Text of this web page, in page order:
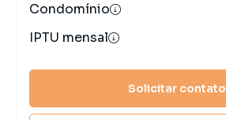
Condomínio
IPTU mensal
Solicitar contato